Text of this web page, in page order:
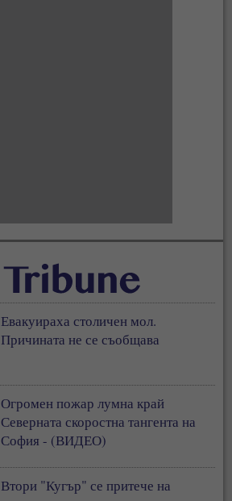
Евакуираха столичен мол.
Причината не се съобщава
Огромен пожар лумна край
Северната скоростна тангента на
София - (ВИДЕО)
Втори "Кугър" се притече на